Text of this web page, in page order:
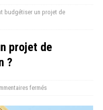
budgétiser un projet de
projet de
?
fermés